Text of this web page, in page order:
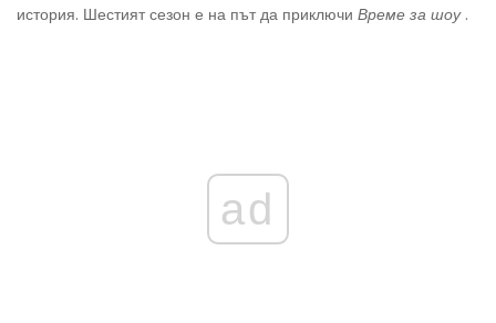
история. Шестият сезон е на път да приключи Време за шоу.
ad